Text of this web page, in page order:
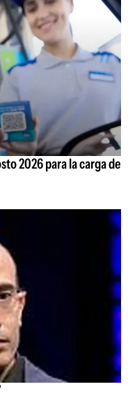
2026 para la carga de